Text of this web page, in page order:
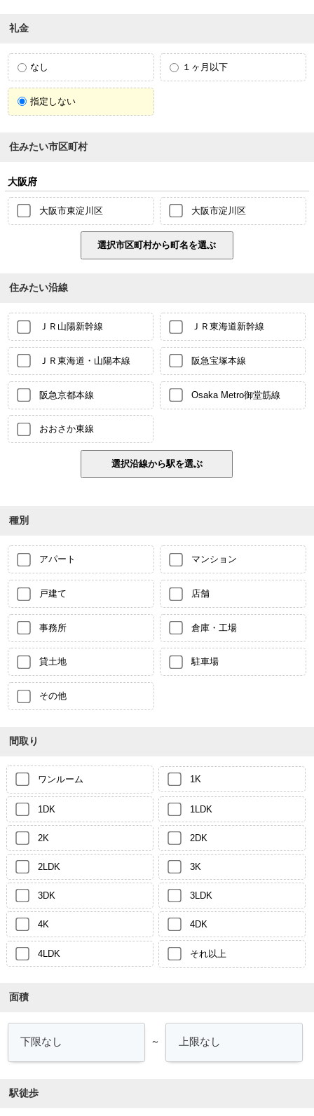
礼金
なし １ヶ月以下
指定しない
住みたい市区町村
大阪府
大阪市東淀川区 大阪市淀川区
住みたい沿線
ＪＲ山陽新幹線 ＪＲ東海道新幹線
ＪＲ東海道・山陽本線 阪急宝塚本線
阪急京都本線 Osaka Metro御堂筋線
おおさか東線
種別
アパート マンション
戸建て 店舗
事務所 倉庫・工場
貸土地 駐車場
その他
間取り
ワンルーム 1K
1DK 1LDK
2K 2DK
2LDK 3K
3DK 3LDK
4K 4DK
4LDK それ以上
面積
～
駅徒歩